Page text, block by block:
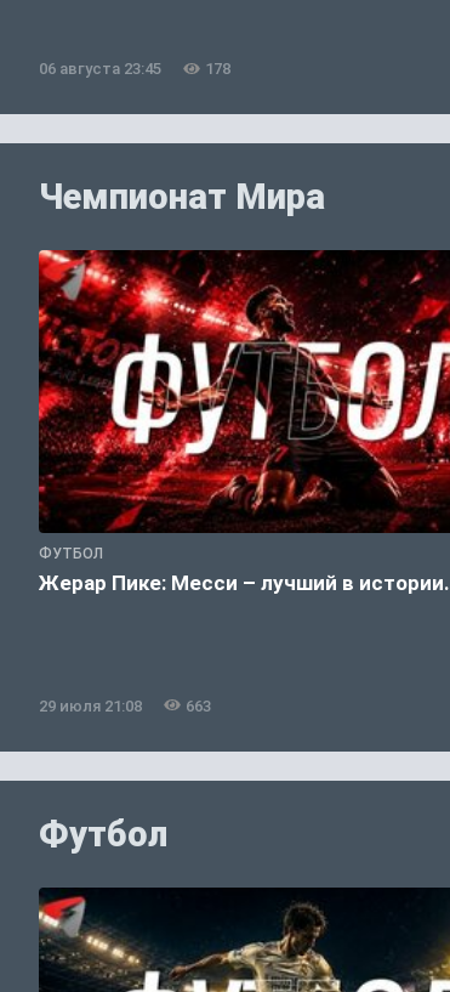
06 августа 23:45 178
Чемпионат Мира
ФУТБОЛ
Жерар Пике: Месси – лучший в истории.
29 июля 21:08 663
Футбол